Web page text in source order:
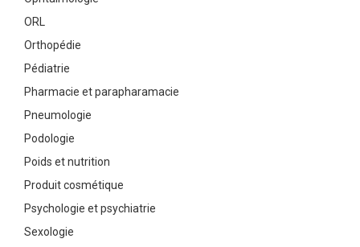
ORL
Orthopédie
Pédiatrie
Pharmacie et parapharamacie
Pneumologie
Podologie
Poids et nutrition
Produit cosmétique
Psychologie et psychiatrie
Sexologie